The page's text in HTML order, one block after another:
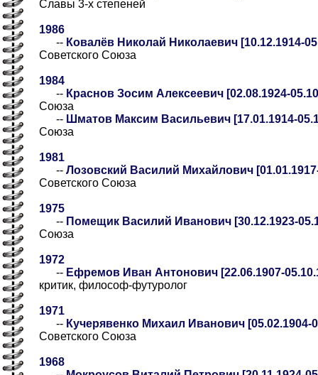
Славы 3-х степеней
1986
-- Ковалёв Николай Николаевич [10.12.1914-
Советского Союза
1984
-- Краснов Зосим Алексеевич [02.08.1924-
Союза
-- Шматов Максим Васильевич [17.01.1914-
Союза
1981
-- Лозовский Василий Михайлович
Советского Союза
1975
-- Помещик Василий Иванович [30.12.1923-
Союза
1972
-- Ефремов Иван Антонович [22.06.1907-
критик, философ-футуролог
1971
-- Кучерявенко Михаил Иванович [05.02.1904-
Советского Союза
1968